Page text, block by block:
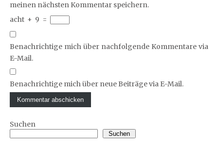
meinen nächsten Kommentar speichern.
acht + 9 =
Benachrichtige mich über nachfolgende Kommentare via
E-Mail.
Benachrichtige mich über neue Beiträge via E-Mail.
Suchen
Suchen